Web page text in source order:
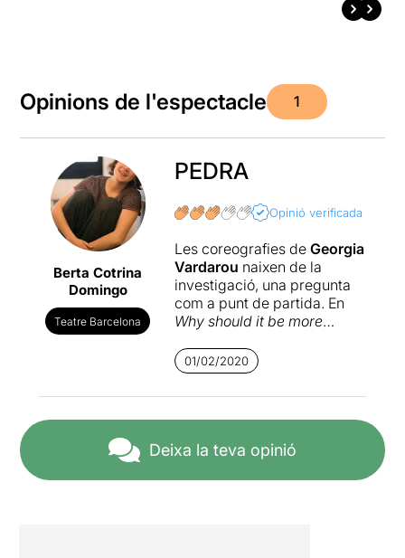
Opinions de l'espectacle 1
Berta Cotrina
Domingo
Teatre Barcelona
PEDRA
Opinió verificada
Les coreografies de Georgia
Vardarou naixen de la
investigació, una pregunta
com a punt de partida. En
Why should it be more
to exist than not?
contextualització d’imatges
a través del llenguatge de la
dansant.
Però s’ha de delimitar, ja que
01/02/2020
Deixa la teva opinió